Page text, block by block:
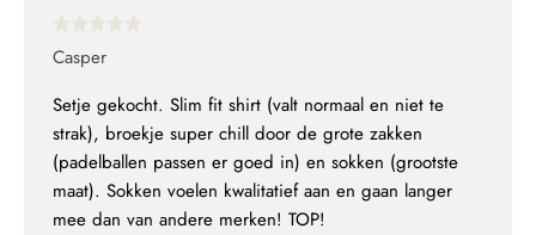
Casper
Setje gekocht. Slim fit shirt (valt normaal en niet te
strak), broekje super chill door de grote zakken
(padelballen passen er goed in) en sokken (grootste
maat). Sokken voelen kwalitatief aan en gaan langer
mee dan van andere merken! TOP!